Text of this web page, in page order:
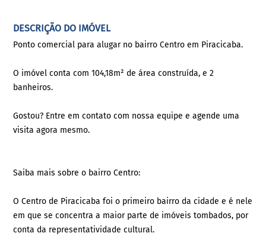
DESCRIÇÃO DO IMÓVEL
Ponto comercial para alugar no bairro Centro em Piracicaba.
O imóvel conta com 104,18m² de área construída, e 2
banheiros.
Gostou? Entre em contato com nossa equipe e agende uma
visita agora mesmo.
Saiba mais sobre o bairro Centro:
O Centro de Piracicaba foi o primeiro bairro da cidade e é nele
em que se concentra a maior parte de imóveis tombados, por
conta da representatividade cultural.